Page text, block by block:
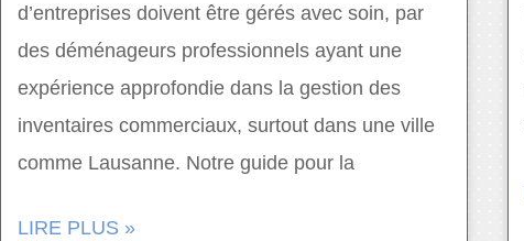
d’entreprises doivent être gérés avec soin, par
des déménageurs professionnels ayant une
expérience approfondie dans la gestion des
inventaires commerciaux, surtout dans une ville
comme Lausanne. Notre guide pour la
LIRE PLUS »